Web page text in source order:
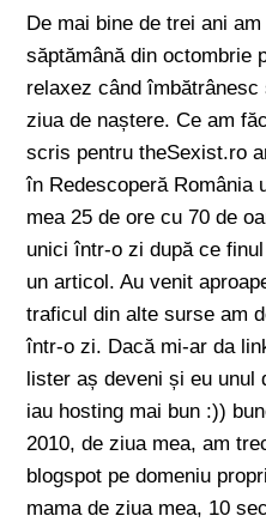
De mai bine de trei ani
săptămână din octombrie
relaxez când
ziua de naștere. Ce am
scris pentru theSexist.ro
în Redescoperă România
mea 25 de ore cu 70 de
unici într-o zi după ce
un articol. Au venit
traficul din alte surse am
într-o zi. Dacă mi-ar da
lister aș deveni și eu unul
iau hosting mai bun :))
2010, de ziua mea, am
blogspot pe domeniu
mama de ziua mea, 10